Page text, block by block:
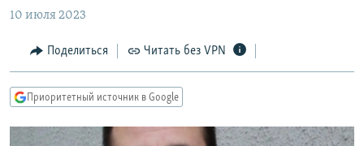
навигации
Вернутся
поиску
КУЛЬТУРА
IDEL.РЕАЛИИ
СЕВЕР.РЕАЛИИ
СИБИРЬ.РЕАЛИИ
10 июля 2023
Поделиться Читать без VPN
Приоритетный источник в Google